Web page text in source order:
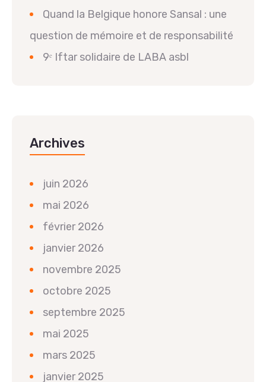
Quand la Belgique honore Sansal : une
question de mémoire et de responsabilité
9ᵉ Iftar solidaire de LABA asbl
Archives
juin 2026
mai 2026
février 2026
janvier 2026
novembre 2025
octobre 2025
septembre 2025
mai 2025
mars 2025
janvier 2025